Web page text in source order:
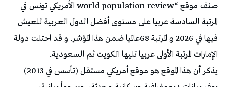
صنف موقع “world population review الأمريكي تونس في
المرتبة السادسة عربيا على مستوى أفضل الدول العربية للعيش
فيها في 2026 و المرتبة 68عالميا ضمن هذا المؤشر. و قد احتلت دولة
الإمارات المرتبة الأولى عربيا تليها الكويت ثم السعودية.
يذكر أن هذا الموقع هو موقع أمريكي مستقل (تأسس في 2013)